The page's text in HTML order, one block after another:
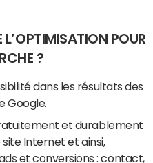
L’OPTIMISATION POUR
?
dans les résultats des
Google.
et durablement
site Internet et ainsi,
et conversions : contact,